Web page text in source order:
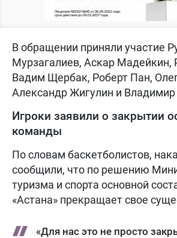
В обращении приняли участие
Мурзагалиев, Аскар Мадейкин,
Вадим Щербак, Роберт Пан,
Александр Жигулин и
Игроки заявили о закрытии
команды
По словам баскетболистов,
сообщили, что по решению
туризма и спорта основной
«Астана» прекращает свое
«Для нас это не просто